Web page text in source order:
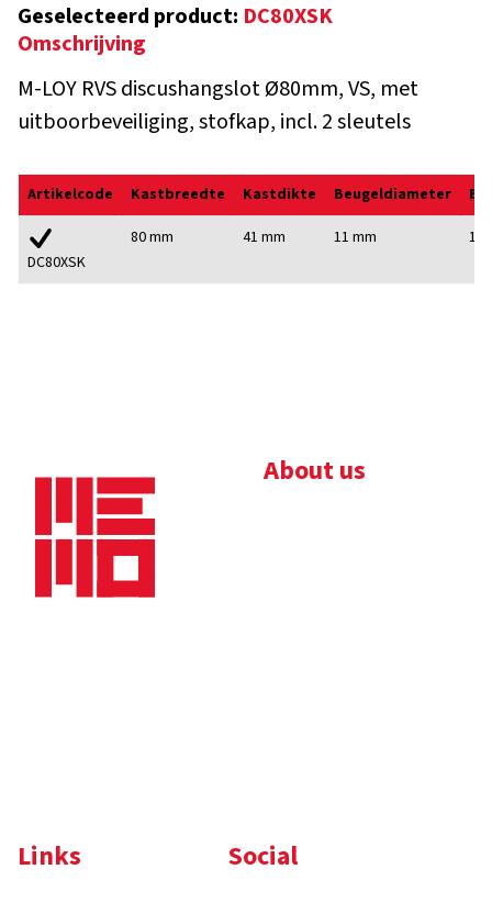
Geselecteerd product: DC80XSK
Omschrijving
M-LOY RVS discushangslot Ø80mm, VS, met
uitboorbeveiliging, stofkap, incl. 2 sleutels
Artikelcode Kastbreedte Kastdikte Beugeldiameter
DC80XSK
80 mm 41 mm 11 mm 17
About us
Links Social